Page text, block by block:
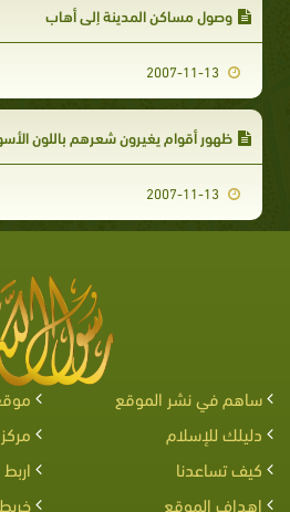
وصول مساكن المدينة إلى أهاب
ظهور أقوام يغيرون شعرهم باللون
ساهم في نشر الموقع
دليلك للإسلام
كيف تساعدنا
اهداف الموقع